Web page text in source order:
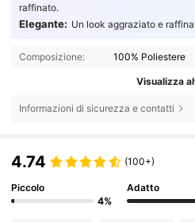
raffinato.
Elegante: Un look aggraziato e
Composizione: 100% Poliestere
Visualizza
Informazioni di sicurezza e contatti
4.74 (100+)
Piccolo
4%
Adatto